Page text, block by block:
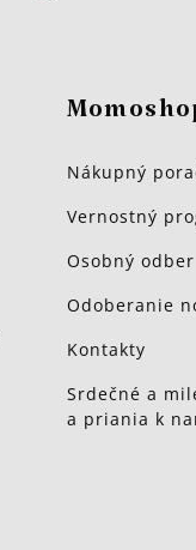
Nákupný
Vernostný
Osobný odber
Odoberanie
Kontakty
Srdečné a
a priania k